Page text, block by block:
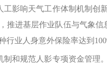
响天气工作体制机制创新
推进基层作业队伍与气象
行业人身意外保险率达到
规范人影专项资金管理。